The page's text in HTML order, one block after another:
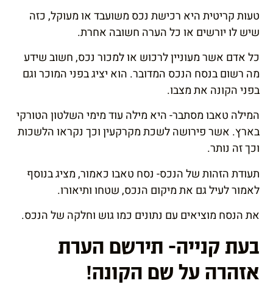
טעות קריטית היא רכישת נכס משועבד או מעוקל, כזה
שיש לו יורשים או כל הערה חשובה אחרת.
כל אדם אשר מעוניין לרכוש או למכור נכס, חשוב שידע
מה רשום בנסח הנכס המדובר. הוא יציג בפני המוכר וגם
בפני הקונה את מצבו.
המילה טאבו מסתבר- היא מילה עוד מימי השלטון הטורקי
בארץ. אשר פירושה לשכת מקרקעין וכך נקראו הלשכות
וכך זה נותר.
תעודת הזהות של הנכס- נסח טאבו כאמור, מציג בנוסף
לאמור לעיל גם את מיקום הנכס, שטחו ותיאורו.
את הנסח מוציאים עם נתונים כמו גוש וחלקה של הנכס.
בעת קנייה- תירשם הערת
אזהרה על שם הקונה!